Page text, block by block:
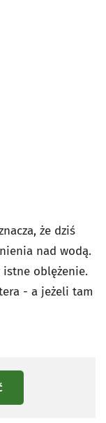
że dziś
nad wodą.
istne oblężenie.
- a jeżeli tam